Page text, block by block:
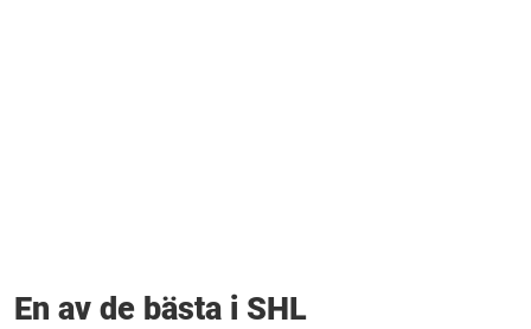
En av de bästa i SHL